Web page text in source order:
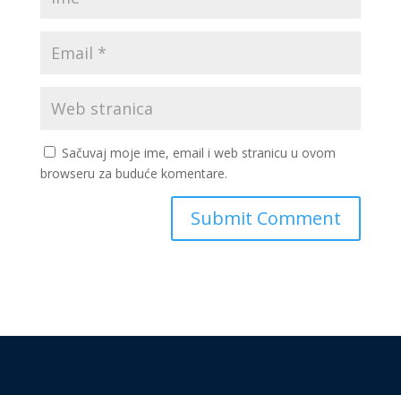
Sačuvaj moje ime, email i web stranicu u ovom
browseru za buduće komentare.